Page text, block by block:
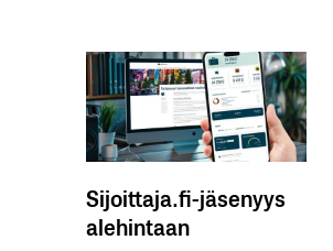
Sijoittaja.fi-jäsenyys
alehintaan